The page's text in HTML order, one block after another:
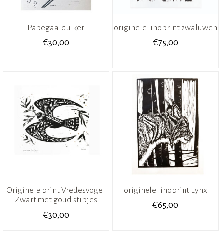
Papegaaiduiker
€30,00
originele linoprint zwaluwen
€75,00
Originele print Vredesvogel
Zwart met goud stipjes
€30,00
originele linoprint Lynx
€65,00